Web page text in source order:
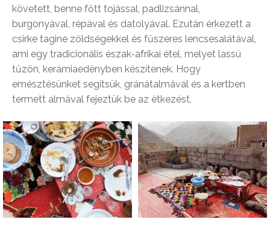
követett, benne főtt tojással, padlizsánnal,
burgonyával, répával és datolyával. Ezután érkezett a
csirke tagine zöldségekkel és fűszeres lencsesalátával,
ami egy tradicionális észak-afrikai étel, melyet lassú
tűzön, kerámiaedényben készítenek. Hogy
emésztésünket segítsük, gránátalmával és a kertben
termett almával fejeztük be az étkezést.